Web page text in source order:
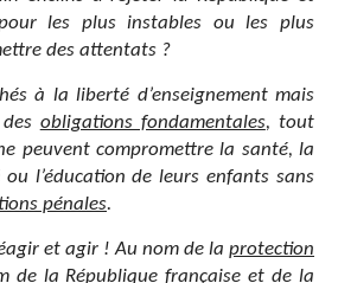
les plus instables ou les plus
des attentats ?
à la liberté d’enseignement mais
obligations fondamentales, tout
peuvent compromettre la santé, la
l’éducation de leurs enfants sans
pénales.
et agir ! Au nom de la protection
de la République française et de la